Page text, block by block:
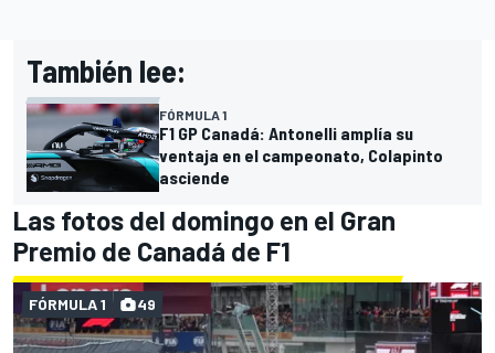
También lee:
FÓRMULA 1
F1 GP Canadá: Antonelli amplía su
ventaja en el campeonato, Colapinto
asciende
Las fotos del domingo en el Gran
Premio de Canadá de F1
FÓRMULA 1 49